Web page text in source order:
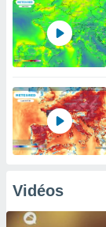
Vidéos